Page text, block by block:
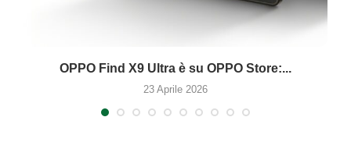
OPPO Find X9 Ultra è su OPPO Store:...
23 Aprile 2026